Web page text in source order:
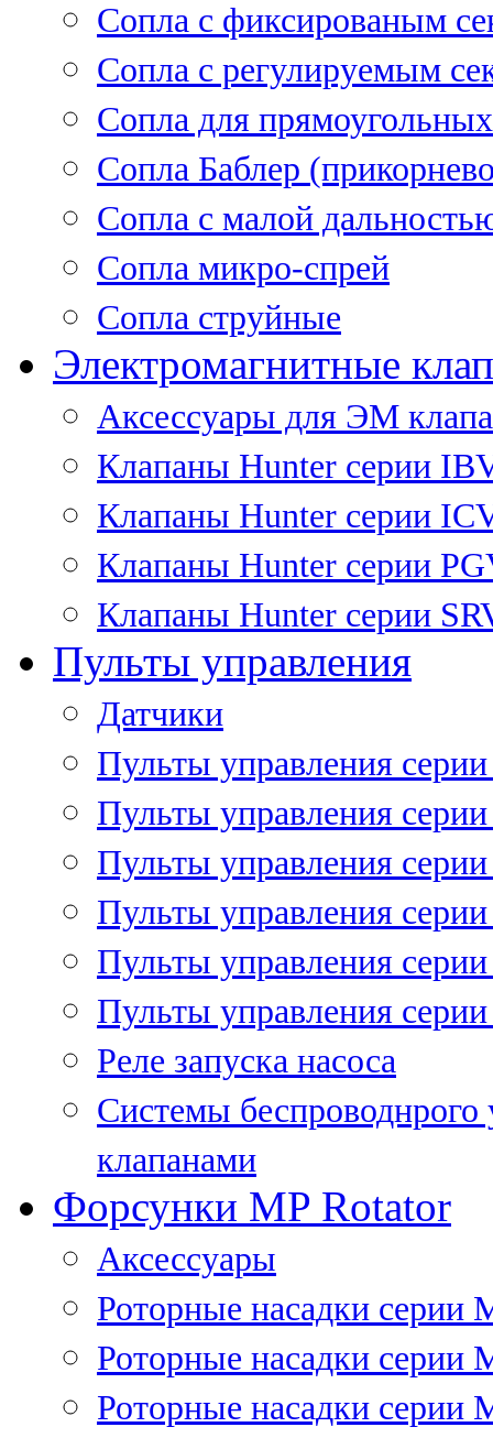
Cопла с фиксированым
Сопла с регулируемым
Сопла для
Сопла Баблер
Сопла с малой
Сопла микро-спрей
Сопла струйные
Электромагнитные
Аксессуары для ЭМ
Клапаны Hunter серии
Клапаны Hunter серии
Клапаны Hunter серии
Клапаны Hunter серии
Пульты управления
Датчики
Пульты управления
Пульты управления
Пульты управления
Пульты управления
Пульты управления
Пульты управления
Реле запуска насоса
Системы
клапанами
Форсунки MP Rotator
Аксессуары
Роторные насадки серии
Роторные насадки серии
Роторные насадки серии